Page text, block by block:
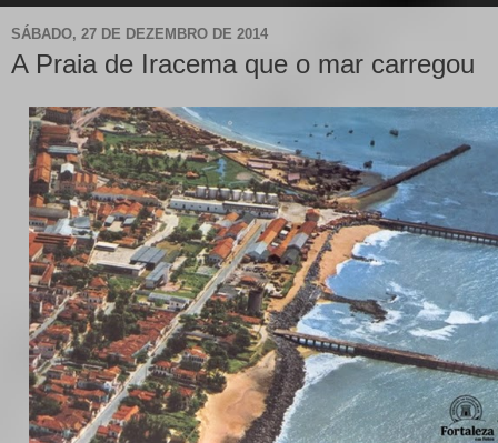
SÁBADO, 27 DE DEZEMBRO DE 2014
A Praia de Iracema que o mar carregou